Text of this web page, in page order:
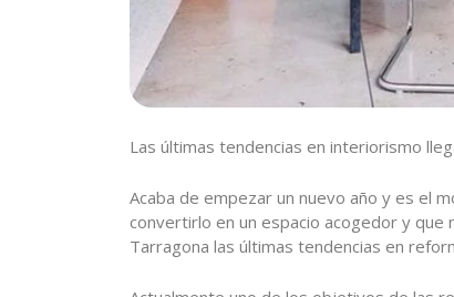
Las últimas tendencias en interiorismo
Acaba de empezar un nuevo año y es el
convertirlo en un espacio acogedor y
Tarragona las últimas tendencias en